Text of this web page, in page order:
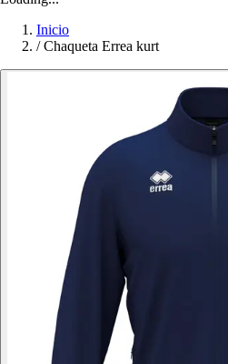
Inicio
/ Chaqueta Errea kurt